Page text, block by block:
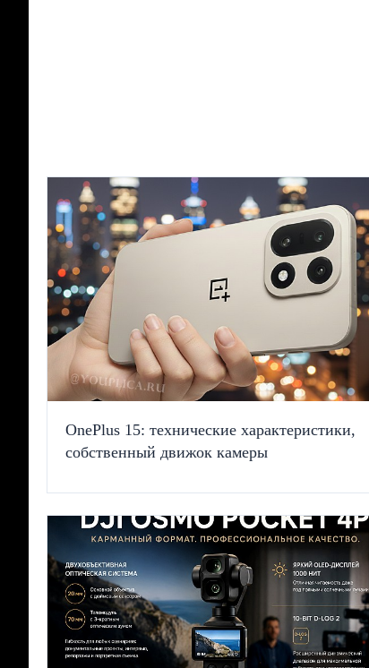
OnePlus 15: технические характеристики,
собственный движок камеры